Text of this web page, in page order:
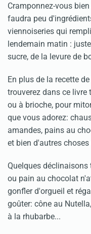
Cramponnez-vous
faudra peu
viennoiseries qui
lendemain matin :
sucre, de la levure de
En plus de la recette
trouverez dans ce livre
ou à brioche, pour
que vous adorez:
amandes, pains au
et bien d'autres choses
Quelques
ou pain au chocolat
gonfler d'orgueil et
goûter: cône au
à la rhubarbe...